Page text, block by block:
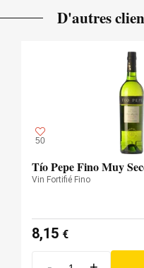
D'autres
50
Tío Pepe Fino Muy
Vin Fortifié Fino
8,15 €